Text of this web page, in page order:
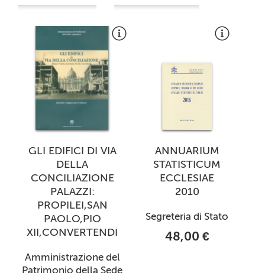
GLI EDIFICI DI VIA
DELLA
CONCILIAZIONE
PALAZZI:
PROPILEI,SAN
PAOLO,PIO
XII,CONVERTENDI
Amministrazione del
Patrimonio della Sede
ANNUARIUM
STATISTICUM
ECCLESIAE
2010
Segreteria di Stato
48,00 €